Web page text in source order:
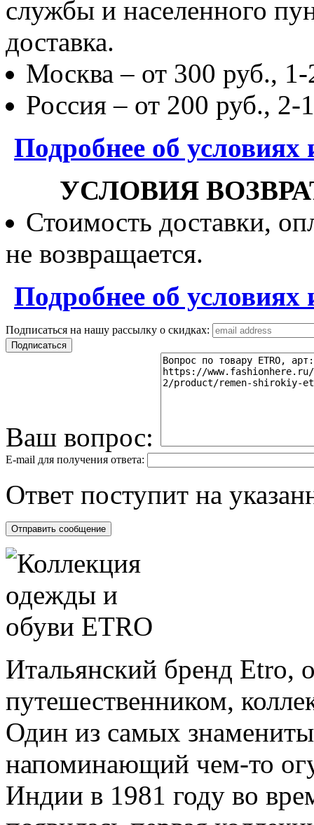
службы и населенного
доставка.
Москва – от 300 руб.,
Россия – от 200 руб., 2-
Подробнее об условиях
УСЛОВИЯ
Стоимость доставки,
не возвращается.
Подробнее об условиях
Подписаться на нашу рассылку о скидках:
Ваш вопрос:
E-mail для получения ответа:
Ответ поступит на
Итальянский бренд Etro,
путешественником,
Один из самых
напоминающий чем-то
Индии в 1981 году во